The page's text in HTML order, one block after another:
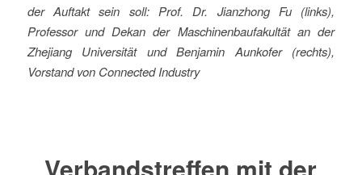
der Auftakt sein soll: Prof. Dr. Jianzhong Fu (links),
Professor und Dekan der Maschinenbaufakultät an der
Zhejiang Universität und Benjamin Aunkofer (rechts),
Vorstand von Connected Industry